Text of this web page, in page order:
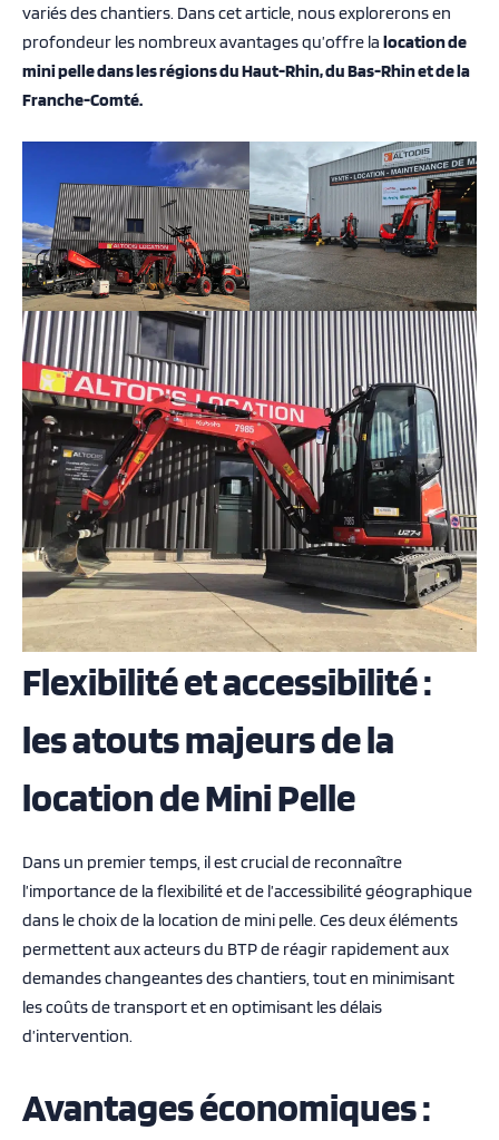
variés des chantiers. Dans cet article, nous explorerons en
profondeur les nombreux avantages qu’offre la location de
mini pelle dans les régions du Haut-Rhin, du Bas-Rhin et de la
Franche-Comté.
Flexibilité et accessibilité :
les atouts majeurs de la
location de Mini Pelle
Dans un premier temps, il est crucial de reconnaître
l’importance de la flexibilité et de l’accessibilité géographique
dans le choix de la location de mini pelle. Ces deux éléments
permettent aux acteurs du BTP de réagir rapidement aux
demandes changeantes des chantiers, tout en minimisant
les coûts de transport et en optimisant les délais
d’intervention.
Avantages économiques :